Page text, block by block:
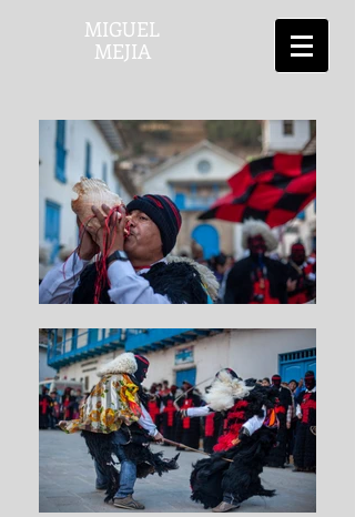
MIGUEL
MEJIA